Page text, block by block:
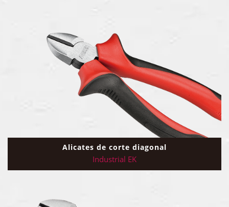
Alicates de corte diagonal
Industrial EK